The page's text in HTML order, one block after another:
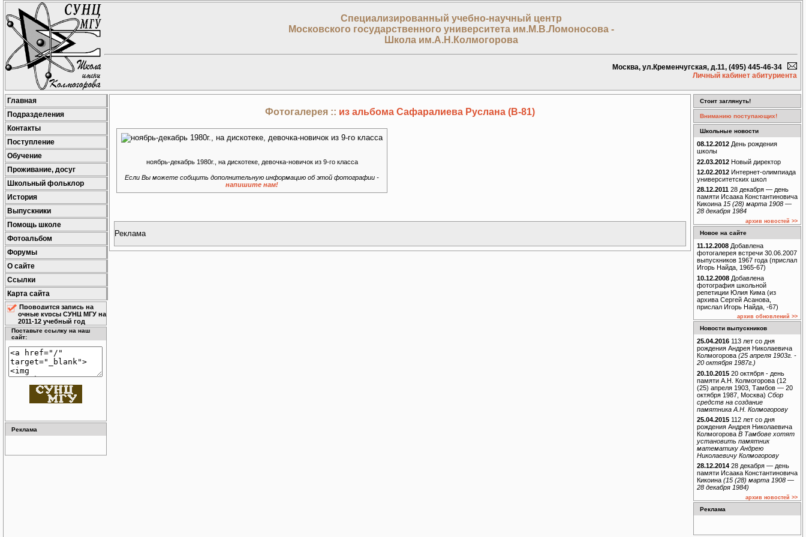
Специализированный учебно-научный центр
Московского государственного университета им.М.В.Ломоносова -
Школа им.А.Н.Колмогорова
Москва, ул.Кременчугская, д.11, (495) 445-46-34
Личный кабинет абитуриента
Главная
Подразделения
Контакты
Поступление
Обучение
Проживание, досуг
Школьный фольклор
История
Выпускники
Помощь школе
Фотоальбом
Форумы
О сайте
Ссылки
Карта сайта
Проводится запись на
очные курсы СУНЦ МГУ на
2011-12 учебный год
Поставьте ссылку на наш
сайт:
Реклама
Фотогалерея :: из альбома Сафаралиева Руслана (В-81)
ноябрь-декабрь 1980г., на дискотеке, девочка-новичок из 9-го класса
Если Вы можете собщить дополнительную информацию об этой фотографии -
напишите нам!
Реклама
Стоит заглянуть!
Вниманию поступающих!
Школьные новости
08.12.2012 День рождения
школы
22.03.2012 Новый директор
12.02.2012 Интернет-олимпиада
университетских школ
28.12.2011 28 декабря — день
памяти Исаака Константиновича
Кикоина 15 (28) марта 1908 —
28 декабря 1984
архив новостей >>
Новое на сайте
11.12.2008 Добавлена
фотогалерея встречи 30.06.2007
выпускников 1967 года (прислал
Игорь Найда, 1965-67)
10.12.2008 Добавлена
фотография школьной
репетиции Юлия Кима (из
архива Сергей Асанова,
прислал Игорь Найда, -67)
архив обновлений >>
Новости выпускников
25.04.2016 113 лет со дня
рождения Андрея Николаевича
Колмогорова (25 апреля 1903г. -
20 октября 1987г.)
20.10.2015 20 октября - день
памяти А.Н. Колмогорова (12
(25) апреля 1903, Тамбов — 20
октября 1987, Москва) Сбор
средств на создание
памятника А.Н. Колмогорову
25.04.2015 112 лет со дня
рождения Андрея Николаевича
Колмогорова В Тамбове хотят
установить памятник
математику Андрею
Николаевичу Колмогорову
28.12.2014 28 декабря — день
памяти Исаака Константиновича
Кикоина (15 (28) марта 1908 —
28 декабря 1984)
архив новостей >>
Реклама